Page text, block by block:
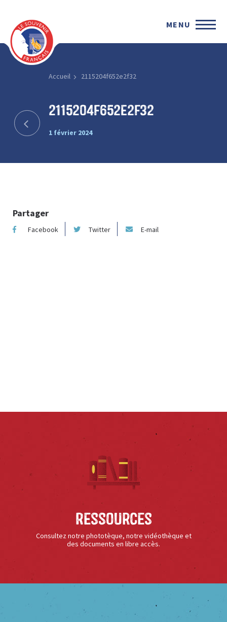
MENU
Accueil 2115204f652e2f32
2115204f652e2f32
1 février 2024
Partager
Facebook Twitter E-mail
Ressources
Consultez notre phototèque, notre vidéothèque et
des documents en libre accès.